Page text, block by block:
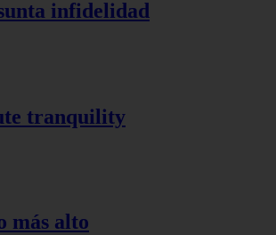
infidelidad
tranquility
más alto